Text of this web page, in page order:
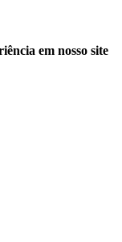
em nosso site